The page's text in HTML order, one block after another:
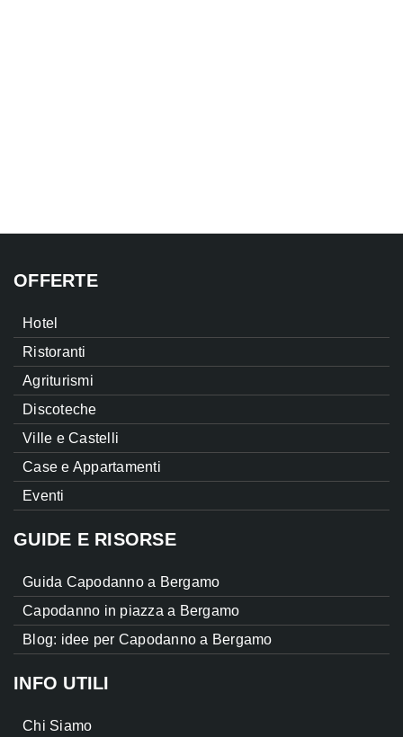
OFFERTE
Hotel
Ristoranti
Agriturismi
Discoteche
Ville e Castelli
Case e Appartamenti
Eventi
GUIDE E RISORSE
Guida Capodanno a Bergamo
Capodanno in piazza a Bergamo
Blog: idee per Capodanno a Bergamo
INFO UTILI
Chi Siamo